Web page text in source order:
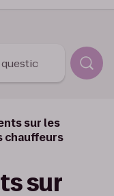
dans
sur les
chauffeurs
sur